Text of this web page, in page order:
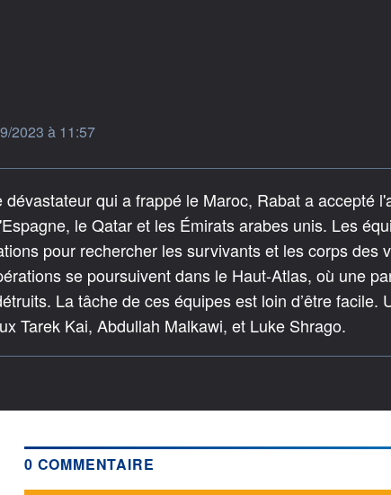
par
2023 à 11:57
dévastateur qui a frappé le Maroc, Rabat a accepté
le Qatar et les Émirats arabes unis. Les
pour rechercher les survivants et les corps des
se poursuivent dans le Haut-Atlas, où une
La tâche de ces équipes est loin d’être facile.
Tarek Kai, Abdullah Malkawi, et Luke Shrago.
0 COMMENTAIRE